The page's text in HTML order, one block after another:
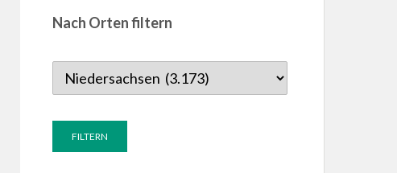
Nach Orten filtern